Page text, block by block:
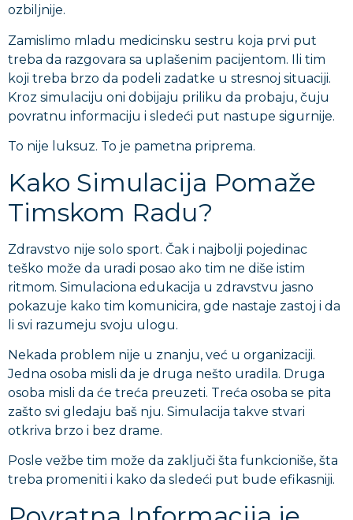
ozbiljnije.
Zamislimo mladu medicinsku sestru koja prvi put
treba da razgovara sa uplašenim pacijentom. Ili tim
koji treba brzo da podeli zadatke u stresnoj situaciji.
Kroz simulaciju oni dobijaju priliku da probaju, čuju
povratnu informaciju i sledeći put nastupe sigurnije.
To nije luksuz. To je pametna priprema.
Kako Simulacija Pomaže
Timskom Radu?
Zdravstvo nije solo sport. Čak i najbolji pojedinac
teško može da uradi posao ako tim ne diše istim
ritmom. Simulaciona edukacija u zdravstvu jasno
pokazuje kako tim komunicira, gde nastaje zastoj i da
li svi razumeju svoju ulogu.
Nekada problem nije u znanju, već u organizaciji.
Jedna osoba misli da je druga nešto uradila. Druga
osoba misli da će treća preuzeti. Treća osoba se pita
zašto svi gledaju baš nju. Simulacija takve stvari
otkriva brzo i bez drame.
Posle vežbe tim može da zaključi šta funkcioniše, šta
treba promeniti i kako da sledeći put bude efikasniji.